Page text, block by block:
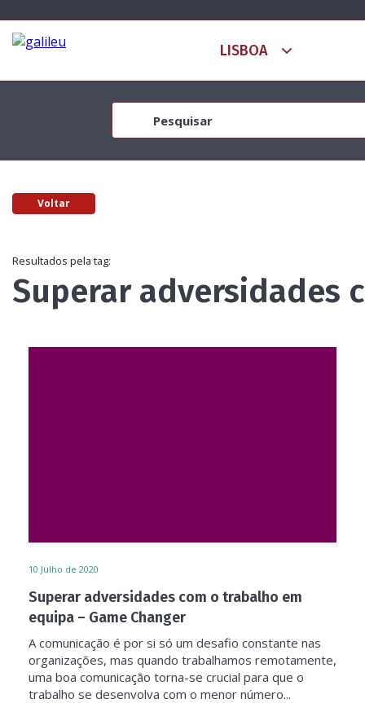
Voltar
Resultados pela tag:
Superar adversidades
10 Julho de 2020
Superar adversidades com o trabalho em
equipa – Game Changer
A comunicação é por si só um desafio constante nas
organizações, mas quando trabalhamos remotamente,
uma boa comunicação torna-se crucial para que o
trabalho se desenvolva com o menor número...